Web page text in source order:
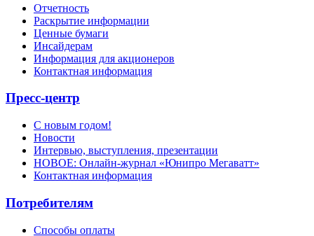
Отчетность
Раскрытие информации
Ценные бумаги
Инсайдерам
Информация для акционеров
Контактная информация
Пресс-центр
С новым годом!
Новости
Интервью, выступления, презентации
НОВОЕ: Онлайн-журнал «Юнипро Мегаватт»
Контактная информация
Потребителям
Способы оплаты